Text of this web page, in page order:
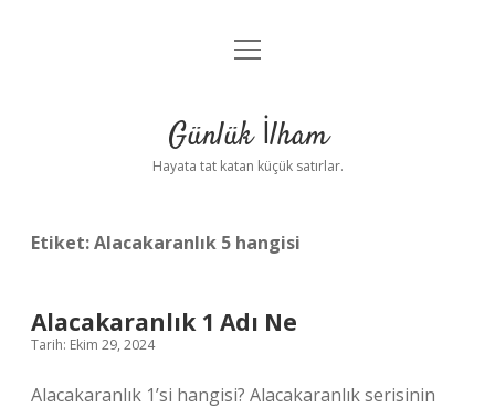
Anasayfa
Yasal Uyarı
menüyü
Günlük İlham
Hayata tat katan küçük satırlar.
Etiket:Alacakaranlık 5 hangisi
Alacakaranlık 1 Adı Ne
Tarih: Ekim 29, 2024
Alacakaranlık 1’si hangisi? Alacakaranlık serisinin